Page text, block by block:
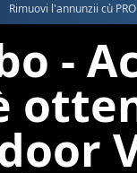
Rimuovi l'annunzii cù
-